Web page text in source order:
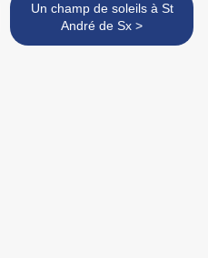
Un champ de soleils à St
André de Sx >